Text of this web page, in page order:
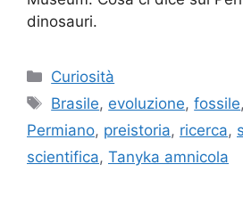
dinosauri.
Categorie
Curiosità
Tag
Brasile, evoluzione,fossile,
Permiano, preistoria, ricerca,
scientifica, Tanyka amnicola